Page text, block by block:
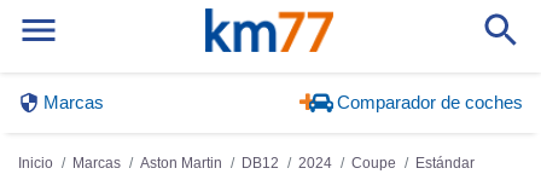
Marcas Comparador de coches
Inicio Marcas Aston Martin DB12 2024 Coupe
Estándar